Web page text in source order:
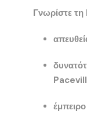
Γνωρίστε τη